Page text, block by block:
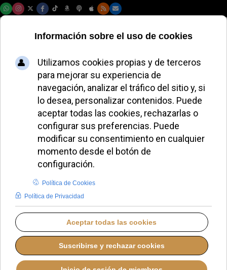
La Iglesia en
México pide llevar
la esperanza
mundialista a los
problemas del país